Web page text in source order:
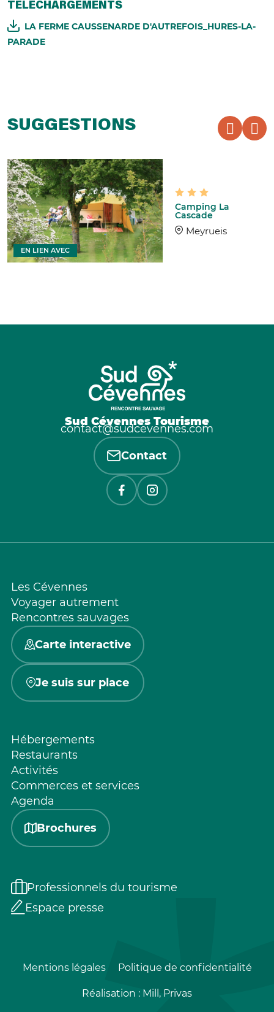
TÉLÉCHARGEMENTS
LA FERME CAUSSENARDE D'AUTREFOIS_HURES-LA-
PARADE
SUGGESTIONS
Camping La
Cascade
Meyrueis
EN LIEN AVEC
Sud Cévennes Tourisme
contact@sudcevennes.com
Contact
Les Cévennes
Voyager autrement
Rencontres sauvages
Carte interactive
Je suis sur place
Hébergements
Restaurants
Activités
Commerces et services
Agenda
Brochures
Professionnels du tourisme
Espace presse
Mentions légales Politique de confidentialité
Réalisation : Mill, Privas